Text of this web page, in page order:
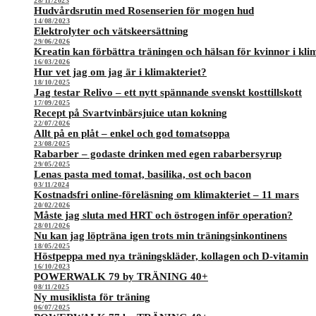
Hudvårdsrutin med Rosenserien för mogen hud
14/08/2023
Elektrolyter och vätskeersättning
29/06/2026
Kreatin kan förbättra träningen och hälsan för kvinnor i
16/03/2026
Hur vet jag om jag är i klimakteriet?
18/10/2025
Jag testar Relivo – ett nytt spännande svenskt kosttillskott
17/09/2025
Recept på Svartvinbärsjuice utan kokning
22/07/2026
Allt på en plåt – enkel och god tomatsoppa
23/08/2025
Rabarber – godaste drinken med egen rabarbersyrup
29/05/2025
Lenas pasta med tomat, basilika, ost och bacon
03/11/2024
Kostnadsfri online-föreläsning om klimakteriet – 11 mars
20/02/2026
Måste jag sluta med HRT och östrogen inför operation?
28/01/2026
Nu kan jag löpträna igen trots min träningsinkontinens
18/05/2025
Höstpeppa med nya träningskläder, kollagen och D-vitamin
16/10/2023
POWERWALK 79 by TRÄNING 40+
08/11/2025
Ny musiklista för träning
06/07/2025